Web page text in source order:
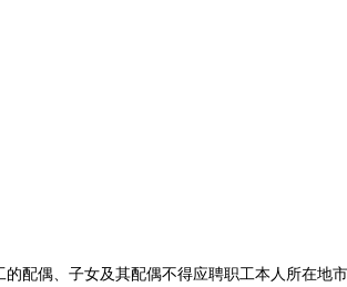
偶、子女及其配偶不得应聘职工本人所在地